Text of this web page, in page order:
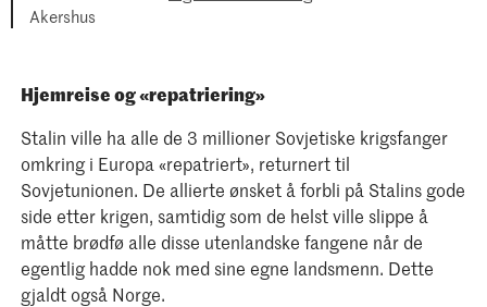
Akershus
Hjemreise og «repatriering»
Stalin ville ha alle de 3 millioner Sovjetiske krigsfanger
omkring i Europa «repatriert», returnert til
Sovjetunionen. De allierte ønsket å forbli på Stalins gode
side etter krigen, samtidig som de helst ville slippe å
måtte brødfø alle disse utenlandske fangene når de
egentlig hadde nok med sine egne landsmenn. Dette
gjaldt også Norge.